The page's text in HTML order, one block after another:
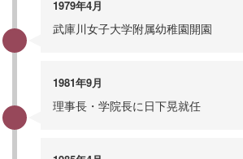
1979年4月
武庫川女子大学附属幼稚園開園
1981年9月
理事長・学院長に日下晃就任